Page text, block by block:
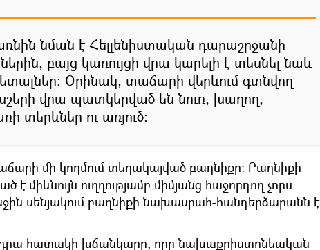
նման է Հելլենիստական դարաշրջանի
բայց կառույցի վրա կարելի է տեսնել նաև
Օրինակ, տաճարի վերևում գտնվող
վրա պատկերված են նուռ, խաղող,
տերևներ ու առյուծ:
մի կողմում տեղակայված բաղնիքը: Բաղնիքի
է միևնույն ուղղությամբ միմյանց հաջորդող չորս
սենյակում բաղնիքի նախասրահ-հանդերձարանն է
հատակի խճանկարը, որը նախաքրիստոնեական